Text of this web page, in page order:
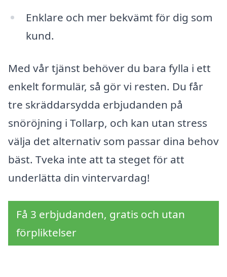
Enklare och mer bekvämt för dig som
kund.
Med vår tjänst behöver du bara fylla i ett
enkelt formulär, så gör vi resten. Du får
tre skräddarsydda erbjudanden på
snöröjning i Tollarp, och kan utan stress
välja det alternativ som passar dina behov
bäst. Tveka inte att ta steget för att
underlätta din vintervardag!
Få 3 erbjudanden, gratis och utan
förpliktelser